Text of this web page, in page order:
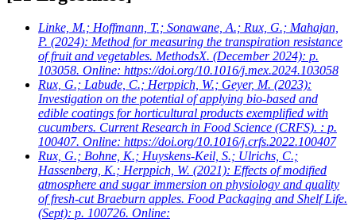
Linke, M.; Hoffmann, T.; Sonawane, A.; Rux, G.; Mahajan,
P. (2024): Method for measuring the transpiration resistance
of fruit and vegetables. MethodsX. (December 2024): p.
103058. Online: https://doi.org/10.1016/j.mex.2024.103058
Rux, G.; Labude, C.; Herppich, W.; Geyer, M. (2023):
Investigation on the potential of applying bio-based and
edible coatings for horticultural products exemplified with
cucumbers. Current Research in Food Science (CRFS). : p.
100407. Online: https://doi.org/10.1016/j.crfs.2022.100407
Rux, G.; Bohne, K.; Huyskens-Keil, S.; Ulrichs, C.;
Hassenberg, K.; Herppich, W. (2021): Effects of modified
atmosphere and sugar immersion on physiology and quality
of fresh-cut Braeburn apples. Food Packaging and Shelf Life.
(Sept): p. 100726. Online: